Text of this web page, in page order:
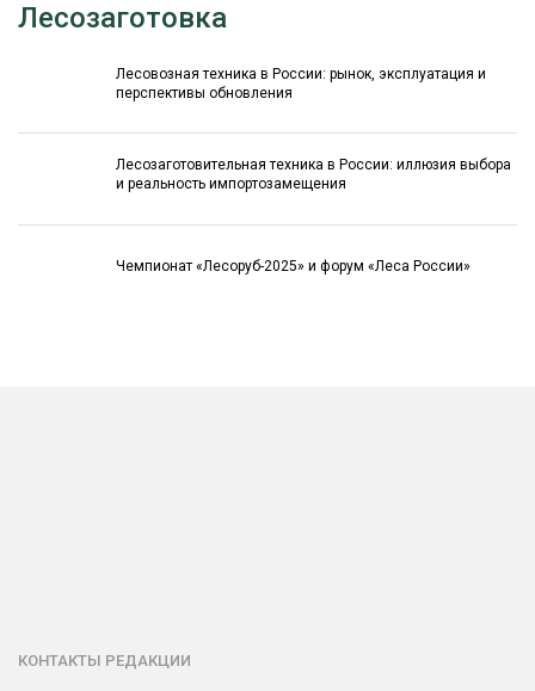
Лесозаготовка
Лесовозная техника в России: рынок, эксплуатация и
перспективы обновления
Лесозаготовительная техника в России: иллюзия выбора
и реальность импортозамещения
Чемпионат «Лесоруб-2025» и форум «Леса России»
КОНТАКТЫ РЕДАКЦИИ